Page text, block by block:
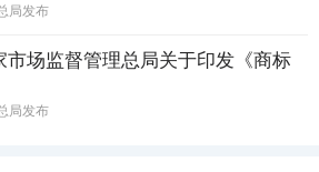
局发布
市场监督管理总局关于印发《商标
局发布